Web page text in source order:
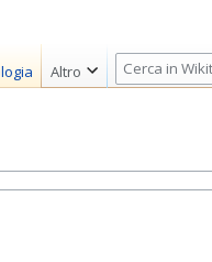
Altro
R
i
r
c